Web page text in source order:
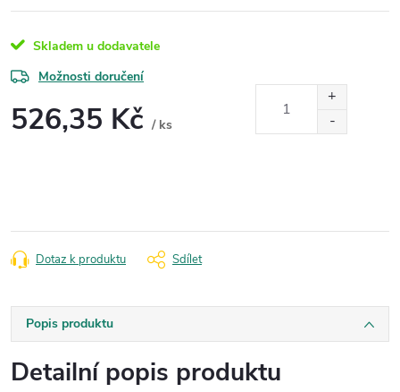
Skladem u dodavatele
Možnosti doručení
526,35 Kč / ks
Dotaz k produktu Sdílet
Popis produktu
Detailní popis produktu